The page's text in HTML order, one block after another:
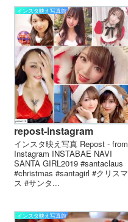
インスタ映え写真館
repost-instagram
インスタ映え写真 Repost - from
Instagram INSTABAE NAVI
SANTA GIRL️2019 #santaclaus
#christmas #santagirl #クリスマ
ス #サンタ...
インスタ映え写真館